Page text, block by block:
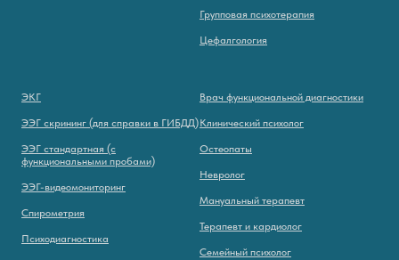
Групповая психотерапия
Цефалгология
ЭКГ
ЭЭГ скрининг (для справки в ГИБДД)
ЭЭГ стандартная (с
функциональными пробами)
ЭЭГ-видеомониторинг
Спирометрия
Психодиагностика
Врач функциональной диагностики
Клинический психолог
Остеопаты
Невролог
Мануальный терапевт
Терапевт и кардиолог
Семейный психолог